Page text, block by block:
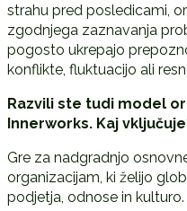
strahu pred posledicami,
zgodnjega zaznavanja
pogosto ukrepajo
konflikte, fluktuacijo ali
Razvili ste tudi model
Innerworks. Kaj vključ
Gre za nadgradnjo
organizacijam, ki želijo
podjetja, odnose in